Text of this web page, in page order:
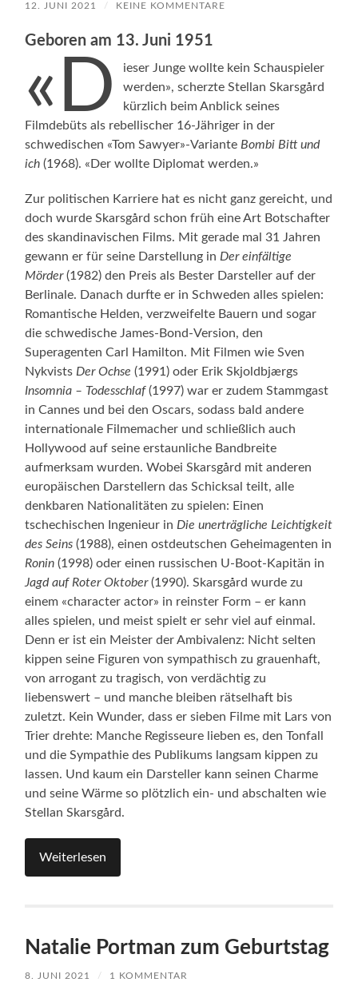
12. JUNI 2021 / KEINE KOMMENTARE
Geboren am 13. Juni 1951
«D
ieser Junge wollte kein Schauspieler
werden», scherzte Stellan Skarsgård
kürzlich beim Anblick seines
Filmdebüts als rebellischer 16-Jähriger in der
schwedischen «Tom Sawyer»-VarianteBombi Bitt und
ich (1968). «Der wollte Diplomat werden.»
Zur politischen Karriere hat es nicht ganz gereicht, und
doch wurde Skarsgård schon früh eine Art Botschafter
des skandinavischen Films. Mit gerade mal 31 Jahren
gewann er für seine Darstellung inDer einfältige
Mörder(1982) den Preis als Bester Darsteller auf der
Berlinale. Danach durfte er in Schweden alles spielen:
Romantische Helden, verzweifelte Bauern und sogar
die schwedische James-Bond-Version, den
Superagenten Carl Hamilton. Mit Filmen wie Sven
NykvistsDer Ochse (1991) oder Erik Skjoldbjærgs
Insomnia – Todesschlaf(1997) war er zudem Stammgast
in Cannes und bei den Oscars, sodass bald andere
internationale Filmemacher und schließlich auch
Hollywood auf seine erstaunliche Bandbreite
aufmerksam wurden. Wobei Skarsgård mit anderen
europäischen Darstellern das Schicksal teilt, alle
denkbaren Nationalitäten zu spielen: Einen
tschechischen Ingenieur inDie unerträgliche Leichtigkeit
des Seins(1988), einen ostdeutschen Geheimagenten in
Ronin (1998) oder einen russischen U-Boot-Kapitän in
Jagd auf Roter Oktober(1990). Skarsgård wurde zu
einem «character actor» in reinster Form – er kann
alles spielen, und meist spielt er sehr viel auf einmal.
Denn er ist ein Meister der Ambivalenz: Nicht selten
kippen seine Figuren von sympathisch zu grauenhaft,
von arrogant zu tragisch, von verdächtig zu
liebenswert – und manche bleiben rätselhaft bis
zuletzt. Kein Wunder, dass er sieben Filme mit Lars von
Trier drehte: Manche Regisseure lieben es, den Tonfall
und die Sympathie des Publikums langsam kippen zu
lassen. Und kaum ein Darsteller kann seinen Charme
und seine Wärme so plötzlich ein- und abschalten wie
Stellan Skarsgård.
Weiterlesen
Natalie Portman zum Geburtstag
8. JUNI 2021 / 1 KOMMENTAR